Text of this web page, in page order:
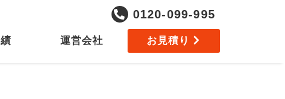
0120-099-995
運営会社 お見積り